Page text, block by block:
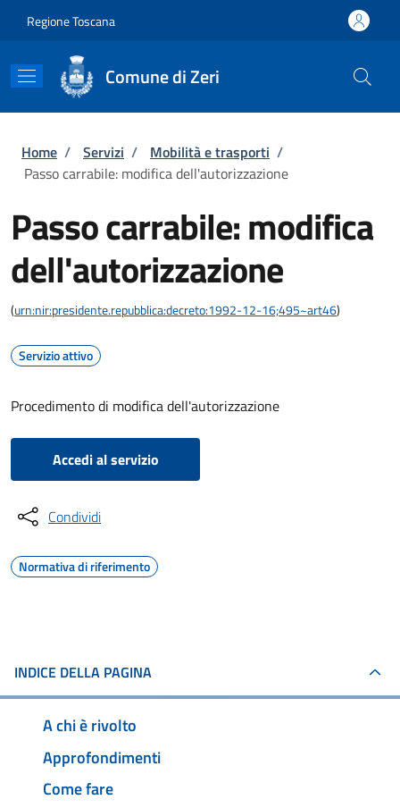
Regione Toscana
Comune di Zeri
Briciole di pane
Home / Servizi / Mobilità e trasporti /
Passo carrabile: modifica dell'autorizzazione
Passo carrabile: modifica
dell'autorizzazione
(urn:nir:presidente.repubblica:decreto:1992-12-16;495~art46)
Servizio attivo
Procedimento di modifica dell'autorizzazione
Accedi al servizio
Condividi
Normativa di riferimento
INDICE DELLA PAGINA
A chi è rivolto
Approfondimenti
Come fare